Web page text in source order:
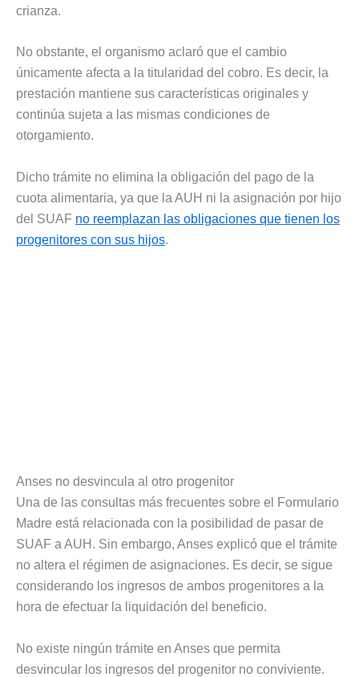
crianza.
No obstante, el organismo aclaró que el cambio
únicamente afecta a la titularidad del cobro. Es decir, la
prestación mantiene sus características originales y
continúa sujeta a las mismas condiciones de
otorgamiento.
Dicho trámite no elimina la obligación del pago de la
cuota alimentaria, ya que la AUH ni la asignación por hijo
del SUAF no reemplazan las obligaciones que tienen los
progenitores con sus hijos.
Anses no desvincula al otro progenitor
Una de las consultas más frecuentes sobre el Formulario
Madre está relacionada con la posibilidad de pasar de
SUAF a AUH. Sin embargo, Anses explicó que el trámite
no altera el régimen de asignaciones. Es decir, se sigue
considerando los ingresos de ambos progenitores a la
hora de efectuar la liquidación del beneficio.
No existe ningún trámite en Anses que permita
desvincular los ingresos del progenitor no conviviente.